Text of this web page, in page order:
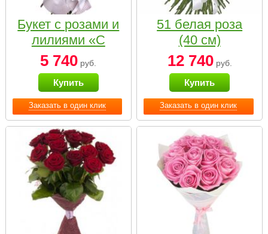
Заказать в один клик
Букет с розами и
лилиями «С
наилучшими
пожеланиями»
5 740 руб.
Купить
Заказать в один клик
51 белая роза
(40 см)
12 740руб.
Купить